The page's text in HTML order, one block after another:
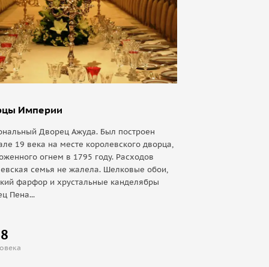
Империи
Дворец Ажуда. Был построен
19 века на месте королевского дворца,
огнем в 1795 году. Расходов
семья не жалела. Шелковые обои,
фарфор и хрустальные канделябры
Пена...